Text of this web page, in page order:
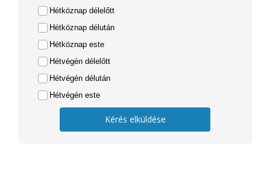
Hétköznap délelőtt
Hétköznap délután
Hétköznap este
Hétvégén délelőtt
Hétvégén délután
Hétvégén este
Kérés elküldése